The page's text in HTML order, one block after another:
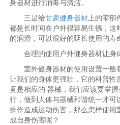
身器材进行消毒与清洁。
三是给甘肃健身器材上的零部
都是长时间在户外很容易生锈，这
的润滑，可以很好的延长使用的寿
合理的使用户外健身器材让身
室外健身器材的使用设置一般
让我们的身体更强壮，它的科普性
竟是相应的 器械，我们应该要掌
行，做到人体与器械和谐统一才可
操作造成运动伤害，那么怎样使用
成自身伤害呢？